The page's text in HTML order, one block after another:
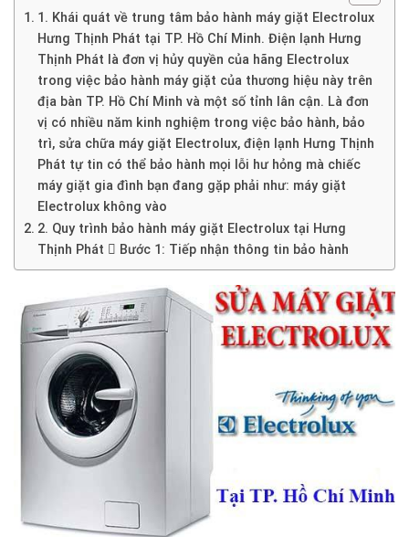
1. Khái quát về trung tâm bảo hành máy giặt Electrolux
Hưng Thịnh Phát tại TP. Hồ Chí Minh. Điện lạnh Hưng
Thịnh Phát là đơn vị hủy quyền của hãng Electrolux
trong việc bảo hành máy giặt của thương hiệu này trên
địa bàn TP. Hồ Chí Minh và một số tỉnh lân cận. Là đơn
vị có nhiều năm kinh nghiệm trong việc bảo hành, bảo
trì, sửa chữa máy giặt Electrolux, điện lạnh Hưng Thịnh
Phát tự tin có thể bảo hành mọi lỗi hư hỏng mà chiếc
máy giặt gia đình bạn đang gặp phải như: máy giặt
Electrolux không vào
2. Quy trình bảo hành máy giặt Electrolux tại Hưng
Thịnh Phát  Bước 1: Tiếp nhận thông tin bảo hành